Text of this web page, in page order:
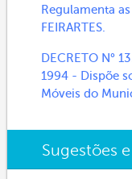
Regulamenta
FEIRARTES.
DECRETO N°
1994 - Dispõe
Móveis do
Sugestões